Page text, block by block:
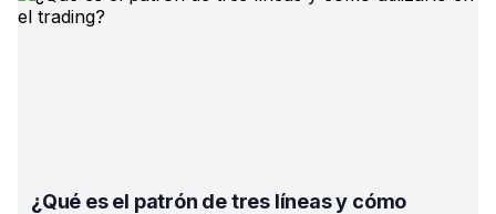
¿Qué es el patrón de tres líneas y cómo